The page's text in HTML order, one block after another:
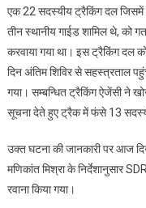
एक 22 सदस्यीय ट्रैकिंग दल जिसमें
तीन स्थानीय गाईड शामिल थे, को
करवाया गया था। इस ट्रैकिंग दल
दिन अंतिम शिविर से सहस्त्रताल
गया। सम्बन्धित ट्रैकिंग ऐजेंसी ने
सूचना देते हुए ट्रैक में फंसे 13
उक्त घटना की जानकारी पर आज
मणिकांत मिश्रा के निर्देशानुसार
रवाना किया गया।